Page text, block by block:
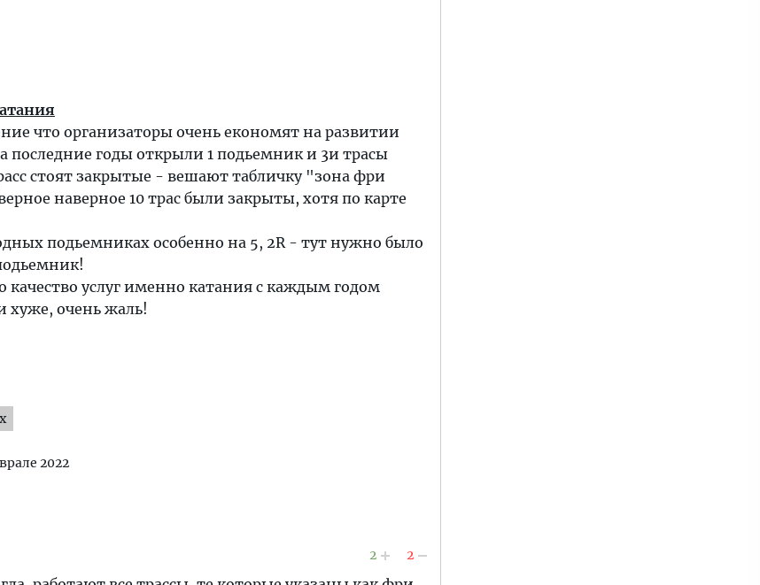
что организаторы очень економят на развитии
последние годы открыли 1 подьемник и 3и трасы
стоят закрытые - вешают табличку "зона фри
наверное 10 трас были закрыты, хотя по карте
подьемниках особенно на 5, 2R - тут нужно было
качество услуг именно катания с каждым годом
хуже, очень жаль!
2022
2 2